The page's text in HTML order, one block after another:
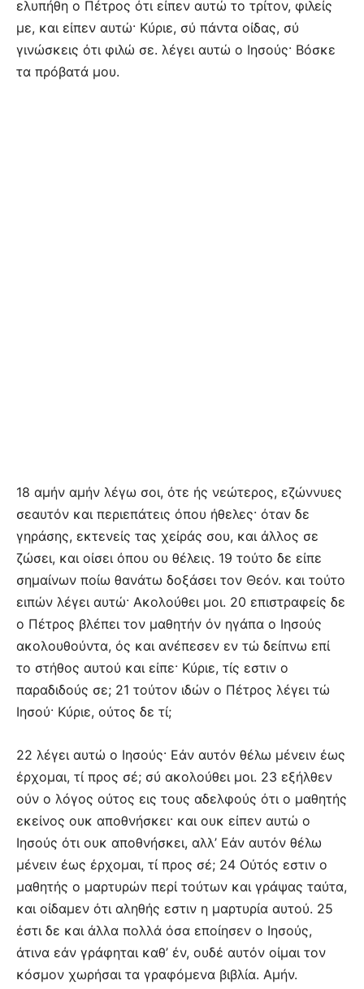
ελυπήθη ο Πέτρος ότι είπεν αυτώ το τρίτον, φιλείς
με, και είπεν αυτώ· Κύριε, σύ πάντα οίδας, σύ
γινώσκεις ότι φιλώ σε. λέγει αυτώ ο Ιησούς· Βόσκε
τα πρόβατά μου.
18 αμήν αμήν λέγω σοι, ότε ής νεώτερος, εζώννυες
σεαυτόν και περιεπάτεις όπου ήθελες· όταν δε
γηράσης, εκτενείς τας χείράς σου, και άλλος σε
ζώσει, και οίσει όπου ου θέλεις. 19 τούτο δε είπε
σημαίνων ποίω θανάτω δοξάσει τον Θεόν. και τούτο
ειπών λέγει αυτώ· Ακολούθει μοι. 20 επιστραφείς δε
ο Πέτρος βλέπει τον μαθητήν όν ηγάπα ο Ιησούς
ακολουθούντα, ός και ανέπεσεν εν τώ δείπνω επί
το στήθος αυτού και είπε· Κύριε, τίς εστιν ο
παραδιδούς σε; 21 τούτον ιδών ο Πέτρος λέγει τώ
Ιησού· Κύριε, ούτος δε τί;
22 λέγει αυτώ ο Ιησούς· Εάν αυτόν θέλω μένειν έως
έρχομαι, τί προς σέ; σύ ακολούθει μοι. 23 εξήλθεν
ούν ο λόγος ούτος εις τους αδελφούς ότι ο μαθητής
εκείνος ουκ αποθνήσκει· και ουκ είπεν αυτώ ο
Ιησούς ότι ουκ αποθνήσκει, αλλ’ Εάν αυτόν θέλω
μένειν έως έρχομαι, τί προς σέ; 24 Ούτός εστιν ο
μαθητής ο μαρτυρών περί τούτων και γράψας ταύτα,
και οίδαμεν ότι αληθής εστιν η μαρτυρία αυτού. 25
έστι δε και άλλα πολλά όσα εποίησεν ο Ιησούς,
άτινα εάν γράφηται καθ’ έν, ουδέ αυτόν οίμαι τον
κόσμον χωρήσαι τα γραφόμενα βιβλία. Αμήν.